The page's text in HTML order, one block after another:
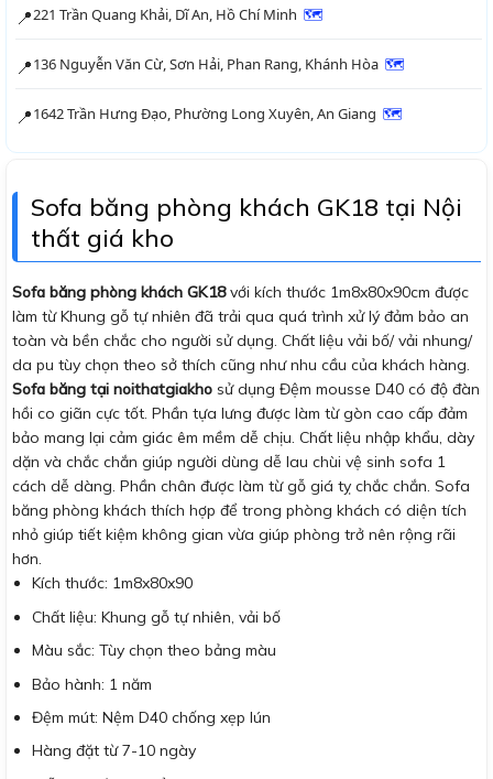
📍221 Trần Quang Khải, Dĩ An, Hồ Chí Minh 🗺
📍136 Nguyễn Văn Cừ, Sơn Hải, Phan Rang, Khánh Hòa 🗺
📍1642 Trần Hưng Đạo, Phường Long Xuyên, An Giang 🗺
Sofa băng phòng khách GK18 tại Nội
thất giá kho
Sofa băng phòng khách GK18với kích thước 1m8x80x90cm được
làm từ Khung gỗ tự nhiên đã trải qua quá trình xử lý đảm bảo an
toàn và bền chắc cho người sử dụng. Chất liệu vải bố/ vải nhung/
da pu tùy chọn theo sở thích cũng như nhu cầu của khách hàng.
Sofa băng tại noithatgiakho sử dụng Đệm mousse D40 có độ đàn
hồi co giãn cực tốt. Phần tựa lưng được làm từ gòn cao cấp đảm
bảo mang lại cảm giác êm mềm dễ chịu. Chất liệu nhập khẩu, dày
dặn và chắc chắn giúp người dùng dễ lau chùi vệ sinh sofa 1
cách dễ dàng. Phần chân được làm từ gỗ giá tỵ chắc chắn. Sofa
băng phòng khách thích hợp để trong phòng khách có diện tích
nhỏ giúp tiết kiệm không gian vừa giúp phòng trở nên rộng rãi
hơn.
Kích thước: 1m8x80x90
Chất liệu: Khung gỗ tự nhiên, vải bố
Màu sắc: Tùy chọn theo bảng màu
Bảo hành: 1 năm
Đệm mút: Nệm D40 chống xẹp lún
Hàng đặt từ 7-10 ngày